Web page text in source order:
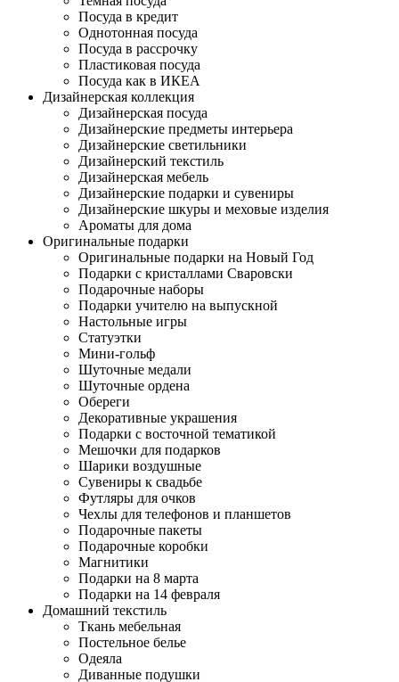
Посуда в кредит
Однотонная посуда
Посуда в рассрочку
Пластиковая посуда
Посуда как в ИКЕА
Дизайнерская коллекция
Дизайнерская посуда
Дизайнерские предметы интерьера
Дизайнерские светильники
Дизайнерский текстиль
Дизайнерская мебель
Дизайнерские подарки и сувениры
Дизайнерские шкуры и меховые изделия
Ароматы для дома
Оригинальные подарки
Оригинальные подарки на Новый Год
Подарки с кристаллами Сваровски
Подарочные наборы
Подарки учителю на выпускной
Настольные игры
Статуэтки
Мини-гольф
Шуточные медали
Шуточные ордена
Обереги
Декоративные украшения
Подарки с восточной тематикой
Мешочки для подарков
Шарики воздушные
Сувениры к свадьбе
Футляры для очков
Чехлы для телефонов и планшетов
Подарочные пакеты
Подарочные коробки
Магнитики
Подарки на 8 марта
Подарки на 14 февраля
Домашний текстиль
Ткань мебельная
Постельное белье
Одеяла
Диванные подушки